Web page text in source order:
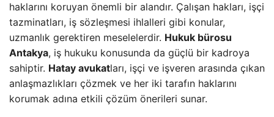
haklarını koruyan önemli bir alandır. Çalışan hakları, işçi
tazminatları, iş sözleşmesi ihlalleri gibi konular,
uzmanlık gerektiren meselelerdir. Hukuk bürosu
Antakya, iş hukuku konusunda da güçlü bir kadroya
sahiptir. Hatay avukatları, işçi ve işveren arasında çıkan
anlaşmazlıkları çözmek ve her iki tarafın haklarını
korumak adına etkili çözüm önerileri sunar.